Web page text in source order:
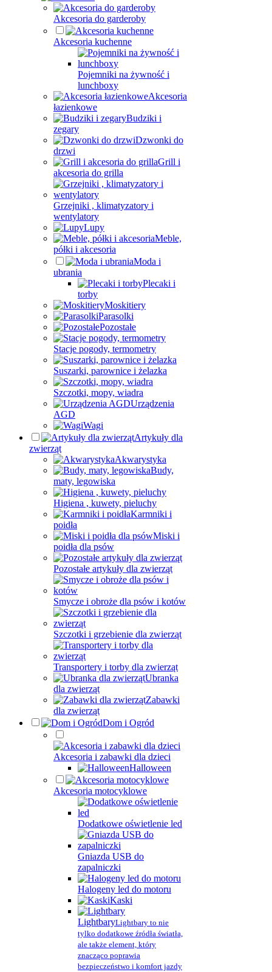
Akcesoria do garderoby
Akcesoria kuchenne
Pojemniki na żywność i
lunchboxy
Akcesoria
łazienkowe
Budziki i
zegary
Dzwonki do
drzwi
Grill i
akcesoria do grilla
Grzejniki , klimatyzatory i
wentylatory
Lupy
Meble,
półki i akcesoria
Moda i
ubrania
Plecaki i
torby
Moskitiery
Parasolki
Pozostałe
Stacje pogody, termometry
Suszarki, parownice i żelazka
Szczotki, mopy, wiadra
Urządzenia
AGD
Wagi
Artykuły dla
zwierząt
Akwarystyka
Budy,
maty, legowiska
Higiena , kuwety, pieluchy
Karmniki i
poidła
Miski i
poidła dla psów
Pozostałe artykuły dla zwierząt
Smycze i obroże dla psów i kotów
Szczotki i grzebienie dla zwierząt
Transportery i torby dla zwierząt
Ubranka
dla zwierząt
Zabawki
dla zwierząt
Dom i Ogród
Akcesoria i zabawki dla dzieci
Halloween
Akcesoria motocyklowe
Dodatkowe oświetlenie led
Gniazda USB do
zapalniczki
Halogeny led do motoru
Kaski
LightbaryLightbary to nie
tylko dodatkowe źródła światła,
ale także element, który
znacząco poprawia
bezpieczeństwo i komfort jazdy